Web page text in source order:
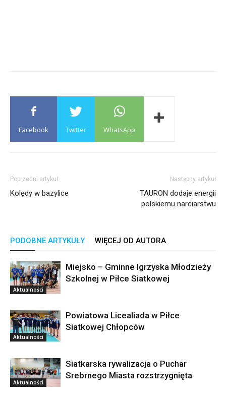
Facebook Twitter WhatsApp
Poprzedni artykuł
Kolędy w bazylice
Następny artykuł
TAURON dodaje energii
polskiemu narciarstwu
PODOBNE ARTYKUŁY WIĘCEJ OD AUTORA
Aktualności
Miejsko – Gminne Igrzyska Młodzieży
Szkolnej w Piłce Siatkowej
Aktualności
Powiatowa Licealiada w Piłce
Siatkowej Chłopców
Aktualności
Siatkarska rywalizacja o Puchar
Srebrnego Miasta rozstrzygnięta